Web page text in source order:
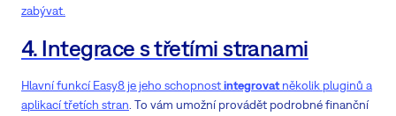
zabývat.
4. Integrace s třetími stranami
Hlavní funkcí Easy8 je jeho schopnostintegrovatněkolik pluginů a
aplikací třetích stran. To vám umožní provádět podrobné finanční